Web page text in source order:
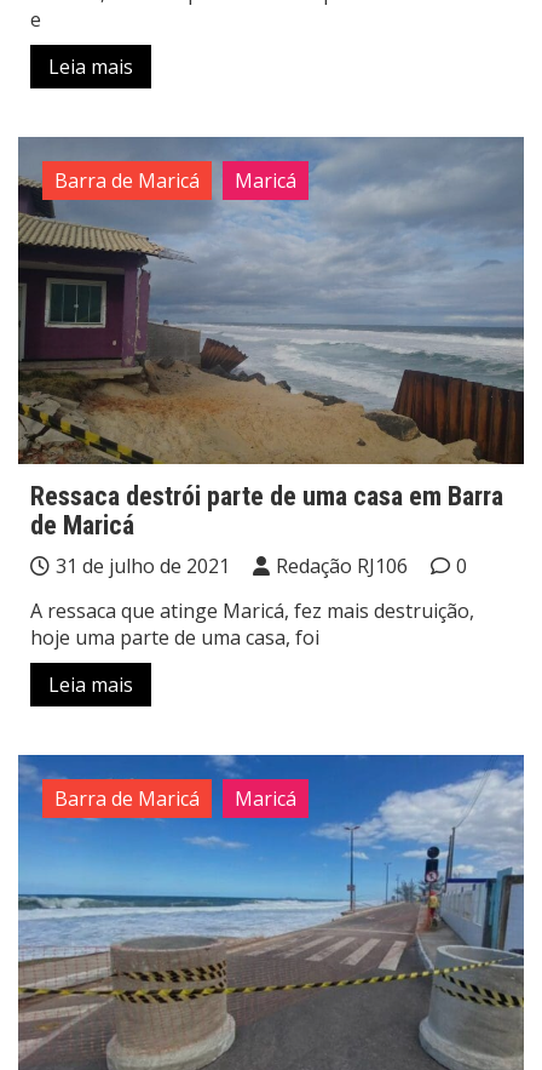
e
Leia mais
Barra de Maricá Maricá
Ressaca destrói parte de uma casa em Barra
de Maricá
31 de julho de 2021 Redação RJ106
0
A ressaca que atinge Maricá, fez mais destruição,
hoje uma parte de uma casa, foi
Leia mais
Barra de Maricá Maricá